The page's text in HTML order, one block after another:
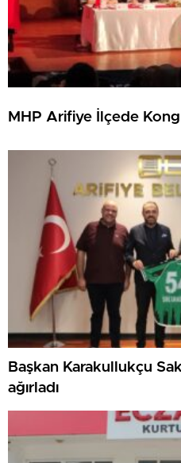
MHP Arifiye İlçede
Başkan Karakullukçu
ağırladı